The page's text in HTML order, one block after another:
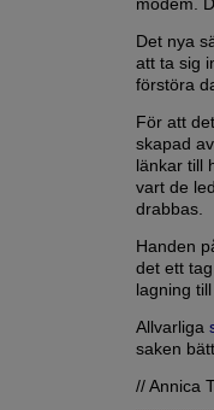
modem.
Det nya
att ta sig
förstöra
För att
skapad
länkar till
vart de
drabbas.
Handen
det ett
lagning
Allvarliga
saken
// Annica